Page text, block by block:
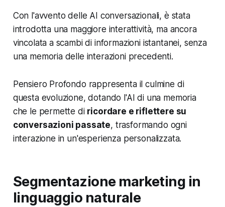
Con l'avvento delle AI conversazionali, è stata
introdotta una maggiore interattività, ma ancora
vincolata a scambi di informazioni istantanei, senza
una memoria delle interazioni precedenti.
Pensiero Profondo rappresenta il culmine di
questa evoluzione, dotando l'AI di una memoria
che le permette di ricordare e riflettere su
conversazioni passate, trasformando ogni
interazione in un'esperienza personalizzata.
Segmentazione marketing in
linguaggio naturale